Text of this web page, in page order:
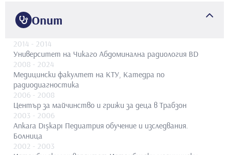
Опит
2014 - 2014
Университет на Чикаго Абдоминална радиология BD
2008 - 2024
Медицински факултет на КТУ, Катедра по
радиодиагностика
2006 - 2008
Център за майчинство и грижи за деца в Трабзон
2003 - 2006
Ankara Dışkapı Педиатрия обучение и изследвания.
Болница
2002 - 2003